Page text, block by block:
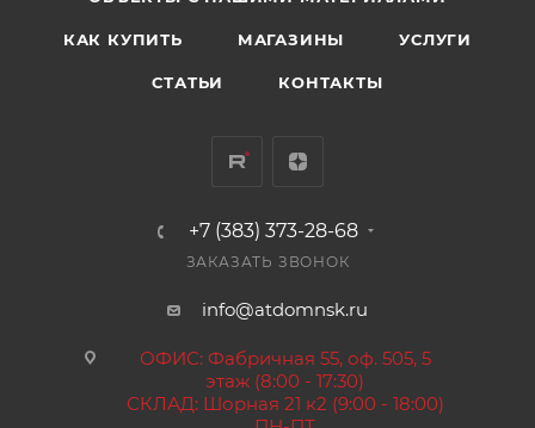
КАК КУПИТЬ МАГАЗИНЫ УСЛУГИ
СТАТЬИ КОНТАКТЫ
+7 (383) 373-28-68
ЗАКАЗАТЬ ЗВОНОК
info@atdomnsk.ru
ОФИС: Фабричная 55, оф. 505, 5
этаж (8:00 - 17:30)
СКЛАД: Шорная 21 к2 (9:00 - 18:00)